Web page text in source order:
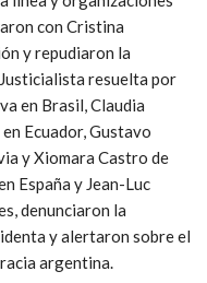
con Cristina
y repudiaron la
resuelta por
en Brasil, Claudia
Ecuador, Gustavo
y Xiomara Castro de
España y Jean-Luc
denunciaron la
y alertaron sobre el
argentina.